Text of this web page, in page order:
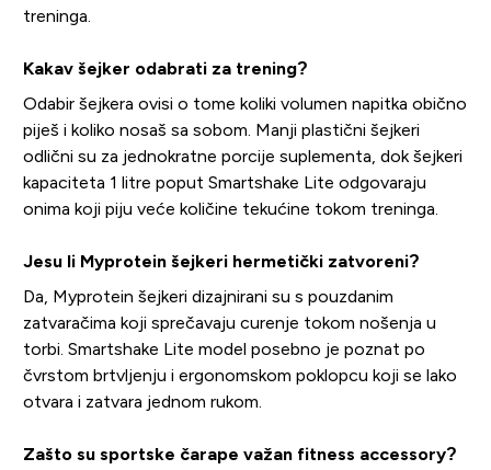
treninga.
Kakav šejker odabrati za trening?
Odabir šejkera ovisi o tome koliki volumen napitka obično
piješ i koliko nosaš sa sobom. Manji plastični šejkeri
odlični su za jednokratne porcije suplementa, dok šejkeri
kapaciteta 1 litre poput Smartshake Lite odgovaraju
onima koji piju veće količine tekućine tokom treninga.
Jesu li Myprotein šejkeri hermetički zatvoreni?
Da, Myprotein šejkeri dizajnirani su s pouzdanim
zatvaračima koji sprečavaju curenje tokom nošenja u
torbi. Smartshake Lite model posebno je poznat po
čvrstom brtvljenju i ergonomskom poklopcu koji se lako
otvara i zatvara jednom rukom.
Zašto su sportske čarape važan fitness accessory?